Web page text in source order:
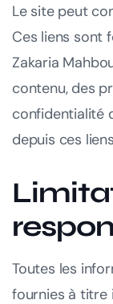
Le site peut
Ces liens sont
Zakaria
contenu, des
confidentialité
depuis ces
Toutes les
fournies à titre